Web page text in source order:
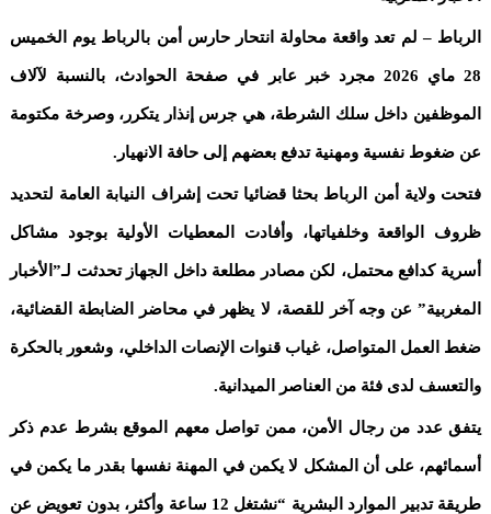
الرباط – لم تعد واقعة محاولة انتحار حارس أمن بالرباط يوم الخميس
28 ماي 2026 مجرد خبر عابر في صفحة الحوادث، بالنسبة لآلاف
الموظفين داخل سلك الشرطة، هي جرس إنذار يتكرر، وصرخة مكتومة
عن ضغوط نفسية ومهنية تدفع بعضهم إلى حافة الانهيار.
فتحت ولاية أمن الرباط بحثا قضائيا تحت إشراف النيابة العامة لتحديد
ظروف الواقعة وخلفياتها، وأفادت المعطيات الأولية بوجود مشاكل
أسرية كدافع محتمل، لكن مصادر مطلعة داخل الجهاز تحدثت لـ”الأخبار
المغربية” عن وجه آخر للقصة، لا يظهر في محاضر الضابطة القضائية،
ضغط العمل المتواصل، غياب قنوات الإنصات الداخلي، وشعور بالحكرة
والتعسف لدى فئة من العناصر الميدانية.
يتفق عدد من رجال الأمن، ممن تواصل معهم الموقع بشرط عدم ذكر
أسمائهم، على أن المشكل لا يكمن في المهنة نفسها بقدر ما يكمن في
طريقة تدبير الموارد البشرية “نشتغل 12 ساعة وأكثر، بدون تعويض عن